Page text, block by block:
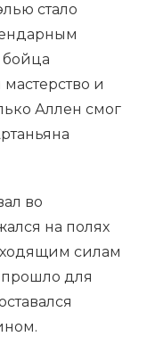
стало
и
Аллен смог
во
на полях
силам
для